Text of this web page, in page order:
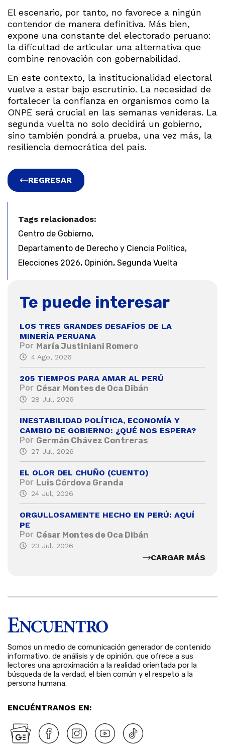
El escenario, por tanto, no favorece a ningún
contendor de manera definitiva. Más bien,
expone una constante del electorado peruano:
la dificultad de articular una alternativa que
combine renovación con gobernabilidad.
En este contexto, la institucionalidad electoral
vuelve a estar bajo escrutinio. La necesidad de
fortalecer la confianza en organismos como la
ONPE será crucial en las semanas venideras. La
segunda vuelta no solo decidirá un gobierno,
sino también pondrá a prueba, una vez más, la
resiliencia democrática del país.
REGRESAR
Tags relacionados:
Centro de Gobierno,
Departamento de Derecho y Ciencia Política,
Elecciones 2026, Opinión, Segunda Vuelta
Te puede interesar
LOS TRES GRANDES DESAFÍOS DE LA
MINERÍA PERUANA
Por María Justiniani Romero
4 Ago, 2026
205 TIEMPOS PARA AMAR AL PERÚ
Por César Montes de Oca Dibán
28 Jul, 2026
INESTABILIDAD POLÍTICA, ECONOMÍA Y
CAMBIO DE GOBIERNO: ¿QUÉ NOS ESPERA?
Por Germán Chávez Contreras
27 Jul, 2026
EL OLOR DEL CHUÑO (CUENTO)
Por Luis Córdova Granda
24 Jul, 2026
ORGULLOSAMENTE HECHO EN PERÚ: AQUÍ
PE
Por César Montes de Oca Dibán
23 Jul, 2026
CARGAR MÁS
Somos un medio de comunicación generador de contenido
informativo, de análisis y de opinión, que ofrece a sus
lectores una aproximación a la realidad orientada por la
búsqueda de la verdad, el bien común y el respeto a la
persona humana.
ENCUÉNTRANOS EN: